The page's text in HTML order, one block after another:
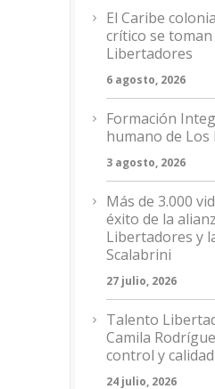
El Caribe
crítico se
Libertadores
6 agosto, 2026
Formación
humano de
3 agosto, 2026
Más de 3.000
éxito de la
Libertadores y
Scalabrini
27 julio, 2026
Talento
Camila
control y
24 julio, 2026